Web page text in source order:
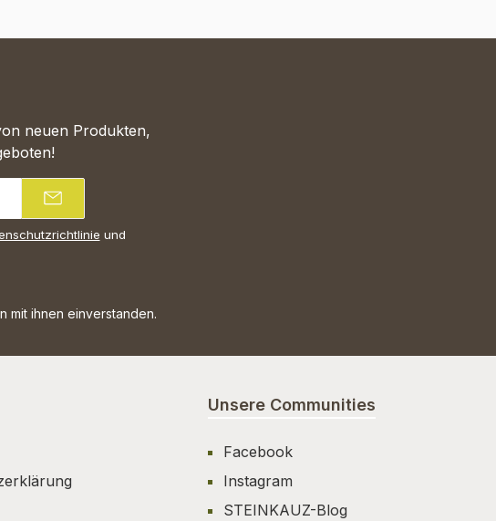
neuen Produkten,
und
mit ihnen einverstanden.
Unsere Communities
Facebook
Instagram
STEINKAUZ-Blog